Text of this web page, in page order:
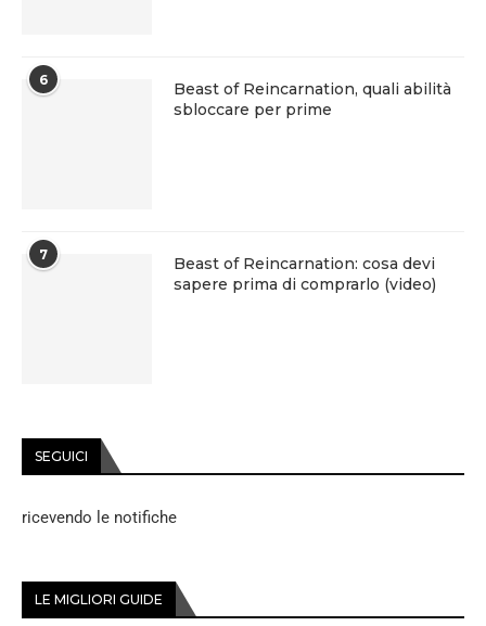
6
Beast of Reincarnation, quali abilità
sbloccare per prime
7
Beast of Reincarnation: cosa devi
sapere prima di comprarlo (video)
SEGUICI
ricevendo le notifiche
LE MIGLIORI GUIDE